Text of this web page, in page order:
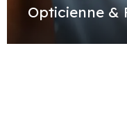
Opticienne &